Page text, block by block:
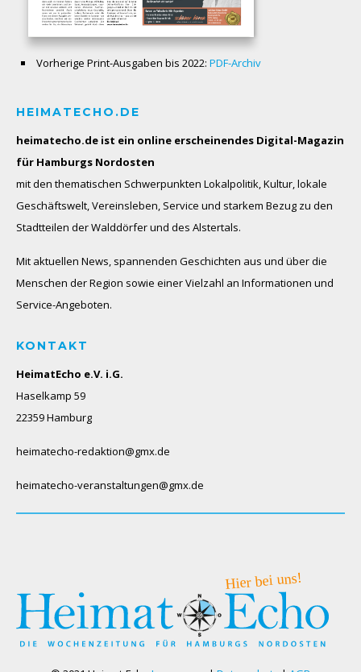
Vorherige Print-Ausgaben bis 2022: PDF-Archiv
HEIMATECHO.DE
heimatecho.de ist ein online erscheinendes Digital-Magazin
für Hamburgs Nordosten
mit den thematischen Schwerpunkten Lokalpolitik, Kultur, lokale
Geschäftswelt, Vereinsleben, Service und starkem Bezug zu den
Stadtteilen der Walddörfer und des Alstertals.
Mit aktuellen News, spannenden Geschichten aus und über die
Menschen der Region sowie einer Vielzahl an Informationen und
Service-Angeboten.
KONTAKT
HeimatEcho e.V. i.G.
Haselkamp 59
22359 Hamburg
heimatecho-redaktion@gmx.de
heimatecho-veranstaltungen@gmx.de